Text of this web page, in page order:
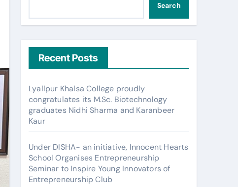
Search
Recent Posts
Lyallpur Khalsa College proudly
congratulates its M.Sc. Biotechnology
graduates Nidhi Sharma and Karanbeer
Kaur
Under DISHA- an initiative, Innocent Hearts
School Organises Entrepreneurship
Seminar to Inspire Young Innovators of
Entrepreneurship Club